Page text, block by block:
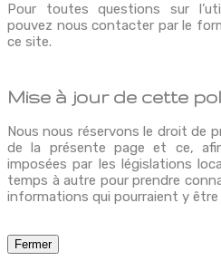
Pour toutes questions sur
pouvez nous contacter par le
ce site.
Mise à jour de cette
Nous nous réservons le droit de
de la présente page et ce,
imposées par les législations
temps à autre pour prendre
informations qui pourraient y être
Fermer